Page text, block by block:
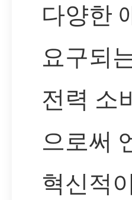
다양한
요구되
전력 소
으로써
혁신적